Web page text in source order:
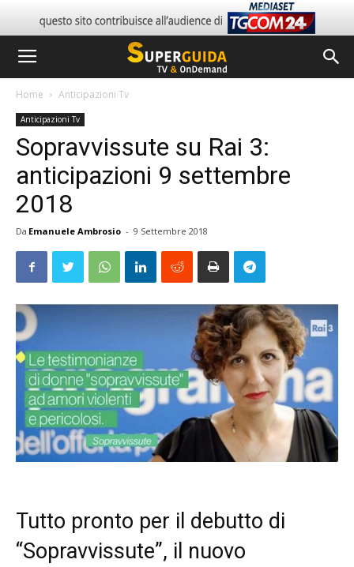
Home Anticipazioni Tv
Anticipazioni Tv
Sopravvissute su Rai 3:
anticipazioni 9 settembre
2018
Da Emanuele Ambrosio - 9 Settembre 2018
Tutto pronto per il debutto di
“Sopravvissute”, il nuovo